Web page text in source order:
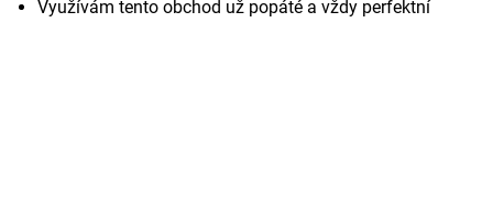
Využívám tento obchod už popáté a vždy perfektní